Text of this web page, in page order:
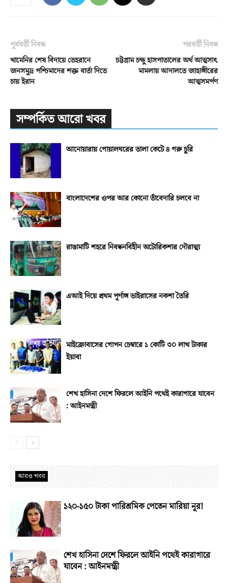
পূর্ববর্তী নিবন্ধ
খামেনির শেষ বিদায়ে তেহরানে
জনসমুদ্র পশ্চিমাদের শক্ত বার্তা দিতে
চায় ইরান
পরবর্তী নিবন্ধ
চট্টগ্রাম চক্ষু হাসপাতালের অর্থ আত্মসাৎ
মামলায় আদালতে জাহাঙ্গীরের
আত্মসমর্পণ
সম্পর্কিত আরো খবর
আনোয়ারায় গোয়ালঘরের তালা কেটে ৪ গরু চুরি
বাংলাদেশের ওপর আর কোনো তাঁবেদারি চলবে না
রাঙামাটি শহরে নিবন্ধনবিহীন অটোরিকশার দৌরাত্ম্য
এআই দিয়ে প্রথম পূর্ণাঙ্গ ভাইরাসের নকশা তৈরি
মাইক্রোবাসের গোপন চেম্বারে ১ কোটি ৩০ লাখ টাকার
ইয়াবা
শেখ হাসিনা দেশে ফিরলে আইনি পথেই কারাগারে যাবেন
: আইনমন্ত্রী
আরও খবর
১২০-১৫০ টাকা পারিশ্রমিক পেতেন মারিয়া নূর!
শেখ হাসিনা দেশে ফিরলে আইনি পথেই কারাগারে
যাবেন : আইনমন্ত্রী